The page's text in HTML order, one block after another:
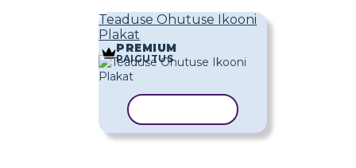
Teaduse Ohutuse Ikooni
Plakat
PREMIUM
PAIGUTUS